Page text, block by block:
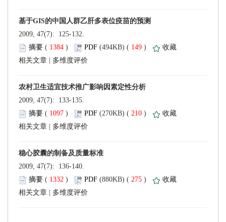
2009, 47(7): 125-132.
(
) 149 )
2009, 47(7): 133-135.
(
) 210 )
2009, 47(7): 136-140.
(
) 275 )